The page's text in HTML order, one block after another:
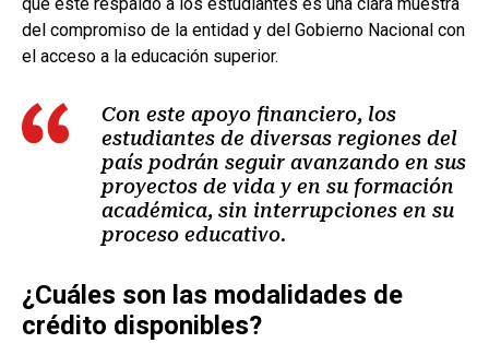
que este respaldo a los estudiantes es una clara muestra
del compromiso de la entidad y del Gobierno Nacional con
el acceso a la educación superior.
Con este apoyo financiero, los
estudiantes de diversas regiones del
país podrán seguir avanzando en sus
proyectos de vida y en su formación
académica, sin interrupciones en su
proceso educativo.
¿Cuáles son las modalidades de
crédito disponibles?